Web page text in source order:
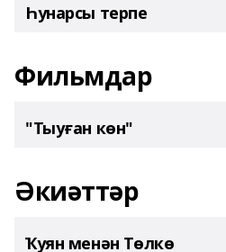
Һунарсы терпе
Фильмдар
"Тыуған көн"
Әкиәттәр
Ҡуян менән Төлкө